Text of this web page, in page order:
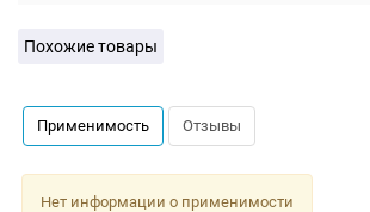
Похожие товары
Применимость Отзывы
Нет информации о применимости